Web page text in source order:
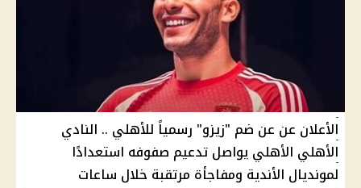
الأعلان عن عن ضم "زيزو" رسمياً للأهلي .. النادي
الأهلي الأهلي يواصل تدعيم صفوفه استعدادًا
لمونديال الأندية ومفاجأة مرتقبة خلال ساعات